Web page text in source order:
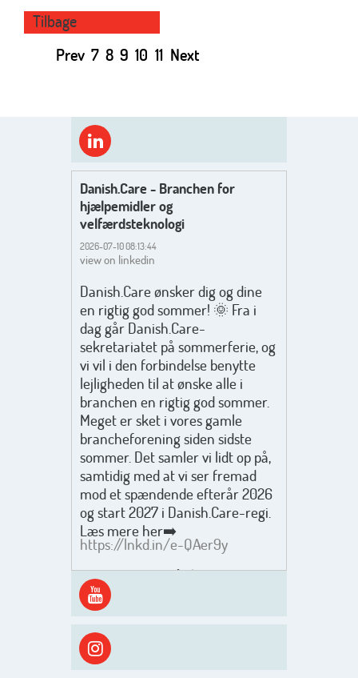
Tilbage
Prev 7 8 9 10 11 Next
Danish.Care - Branchen for
hjælpemidler og
velfærdsteknologi
2026-07-10 08:13:44
view on linkedin
Danish.Care ønsker dig og dine
en rigtig god sommer! 🌞 Fra i
dag går Danish.Care-
sekretariatet på sommerferie, og
vi vil i den forbindelse benytte
lejligheden til at ønske alle i
branchen en rigtig god sommer.
Meget er sket i vores gamle
brancheforening siden sidste
sommer. Det samler vi lidt op på,
samtidig med at vi ser fremad
mod et spændende efterår 2026
og start 2027 i Danish.Care-regi.
Læs mere her➡️
https://lnkd.in/e-QAer9y
Men inden det går løs med en
spændende og aktivt
efterårsæson, så går turen først
ud i solen, ned til vandet og ind i
skyggen igen. Danish.Care holder
sommerlukket i uge 29 + 30.